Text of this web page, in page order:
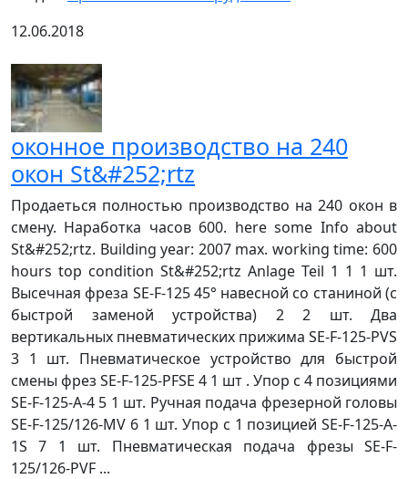
12.06.2018
оконное производство на 240
окон St&#252;rtz
Продаеться полностью производство на 240 окон в
смену. Наработка часов 600. here some Info about
St&#252;rtz. Building year: 2007 max. working time: 600
hours top condition St&#252;rtz Anlage Teil 1 1 1 шт.
Высечная фреза SE-F-125 45° навесной со станиной (с
быстрой заменой устройства) 2 2 шт. Два
вертикальных пневматических прижима SE-F-125-PVS
3 1 шт. Пневматическое устройство для быстрой
смены фрез SE-F-125-PFSE 4 1 шт . Упор с 4 позициями
SE-F-125-A-4 5 1 шт. Ручная подача фрезерной головы
SE-F-125/126-MV 6 1 шт. Упор с 1 позицией SE-F-125-A-
1S 7 1 шт. Пневматическая подача фрезы SE-F-
125/126-PVF ...